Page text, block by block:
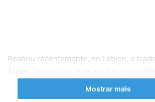
Reabriu recentemente, no Leblon, o
queijo, doce de queijo com goiabada,
tomate, entre outros); quibes (R$ 6),
Mostrar mais